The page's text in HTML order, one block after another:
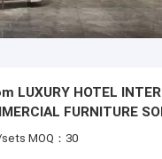
LUXURY HOTEL
FURNITURE
วัสดุไม้แข็ง
sets MOQ：30